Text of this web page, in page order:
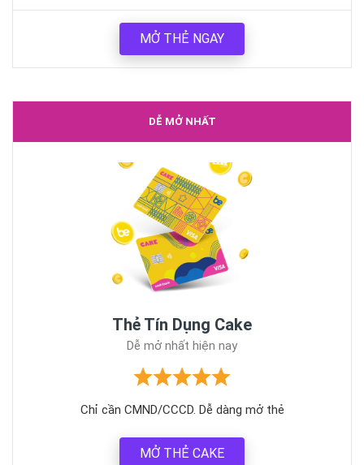
MỞ THẺ NGAY
DỄ MỞ NHẤT
Thẻ Tín Dụng Cake
Dễ mở nhất hiện nay
Chỉ cần CMND/CCCD. Dễ dàng mở thẻ
MỞ THẺ CAKE